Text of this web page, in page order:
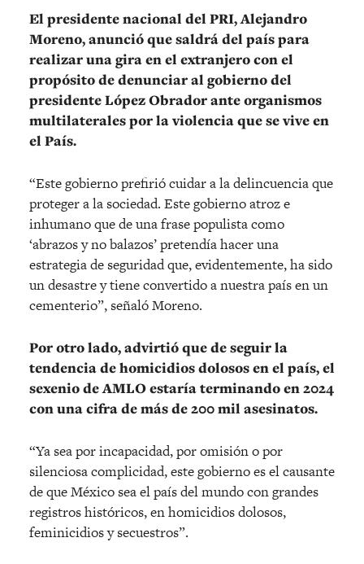
El presidente nacional del PRI, Alejandro
Moreno, anunció que saldrá del país para
realizar una gira en el extranjero con el
propósito de denunciar al gobierno del
presidente López Obrador ante organismos
multilaterales por la violencia que se vive en
el País.
“Este gobierno prefirió cuidar a la delincuencia que
proteger a la sociedad. Este gobierno atroz e
inhumano que de una frase populista como
‘abrazos y no balazos’ pretendía hacer una
estrategia de seguridad que, evidentemente, ha sido
un desastre y tiene convertido a nuestra país en un
cementerio”, señaló Moreno.
Por otro lado, advirtió que de seguir la
tendencia de homicidios dolosos en el país, el
sexenio de AMLO estaría terminando en 2024
con una cifra de más de 200 mil asesinatos.
“Ya sea por incapacidad, por omisión o por
silenciosa complicidad, este gobierno es el causante
de que México sea el país del mundo con grandes
registros históricos, en homicidios dolosos,
feminicidios y secuestros”.